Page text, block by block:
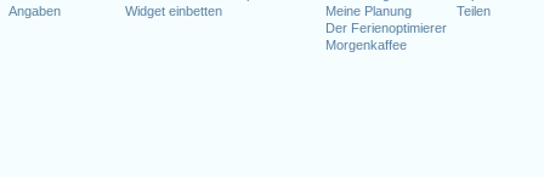
Angaben
Widget einbetten
Meine Planung
Der Ferienoptimierer
Morgenkaffee
Teilen